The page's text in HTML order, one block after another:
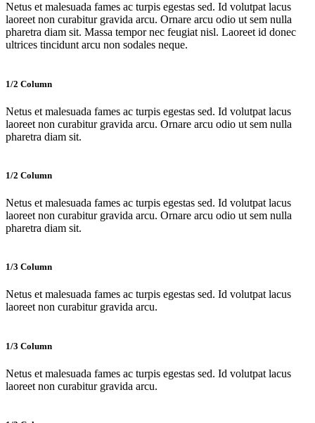
Netus et malesuada fames ac turpis egestas sed. Id volutpat lacus
laoreet non curabitur gravida arcu. Ornare arcu odio ut sem nulla
pharetra diam sit. Massa tempor nec feugiat nisl. Laoreet id donec
ultrices tincidunt arcu non sodales neque.
1/2 Column
Netus et malesuada fames ac turpis egestas sed. Id volutpat lacus
laoreet non curabitur gravida arcu. Ornare arcu odio ut sem nulla
pharetra diam sit.
1/2 Column
Netus et malesuada fames ac turpis egestas sed. Id volutpat lacus
laoreet non curabitur gravida arcu. Ornare arcu odio ut sem nulla
pharetra diam sit.
1/3 Column
Netus et malesuada fames ac turpis egestas sed. Id volutpat lacus
laoreet non curabitur gravida arcu.
1/3 Column
Netus et malesuada fames ac turpis egestas sed. Id volutpat lacus
laoreet non curabitur gravida arcu.